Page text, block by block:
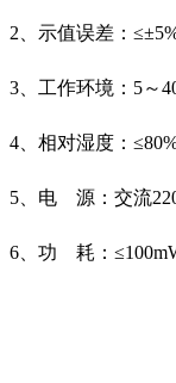
2 、示值误差：≤±
3 、工作环境： 5～
4 、相对湿度：≤
5 、电 源：交流
6 、功 耗：≤